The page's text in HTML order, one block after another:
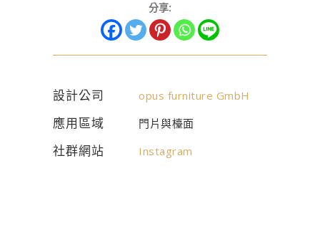
分享:
設計公司 opus furniture GmbH
應用區域 門片與檯面
社群網站 Instagram